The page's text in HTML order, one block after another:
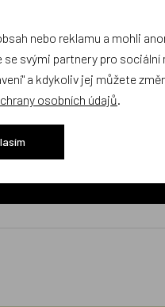
nebo reklamu a mohli
svými partnery pro sociální
a kdykoliv jej můžete
osobních údajů.